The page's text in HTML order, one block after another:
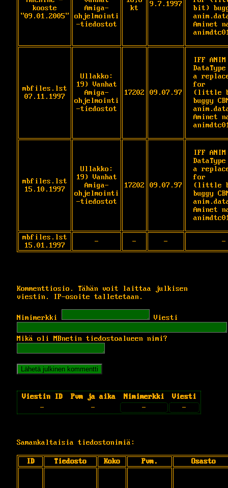
kooste
"09.01.2005"
Amiga-
ohjelmointi
-tiedostot
kt
9.7.1997
bit)
Aminet
mbfiles.lst
07.11.1997
Ullakko:
19) Vanhat
Amiga-
ohjelmointi
-tiedostot
17202 09.07.97
IFF ANIM
a
for
(little
buggy
Aminet
mbfiles.lst
15.10.1997
Ullakko:
19) Vanhat
Amiga-
ohjelmointi
-tiedostot
17202 09.07.97
IFF ANIM
a
for
(little
buggy
Aminet
mbfiles.lst
15.01.1997
- - - -
Kommenttiosio. Tähän voit laittaa julkisen
viestin. IP-osoite talletetaan.
Nimimerkki Viesti
Mikä oli MBnetin tiedostoalueen nimi?
Viestin ID Pvm ja aika Nimimerkki
Viesti
-
- - -
Samankaltaisia tiedostonimiä:
ID Tiedosto Koko Pvm. Osasto